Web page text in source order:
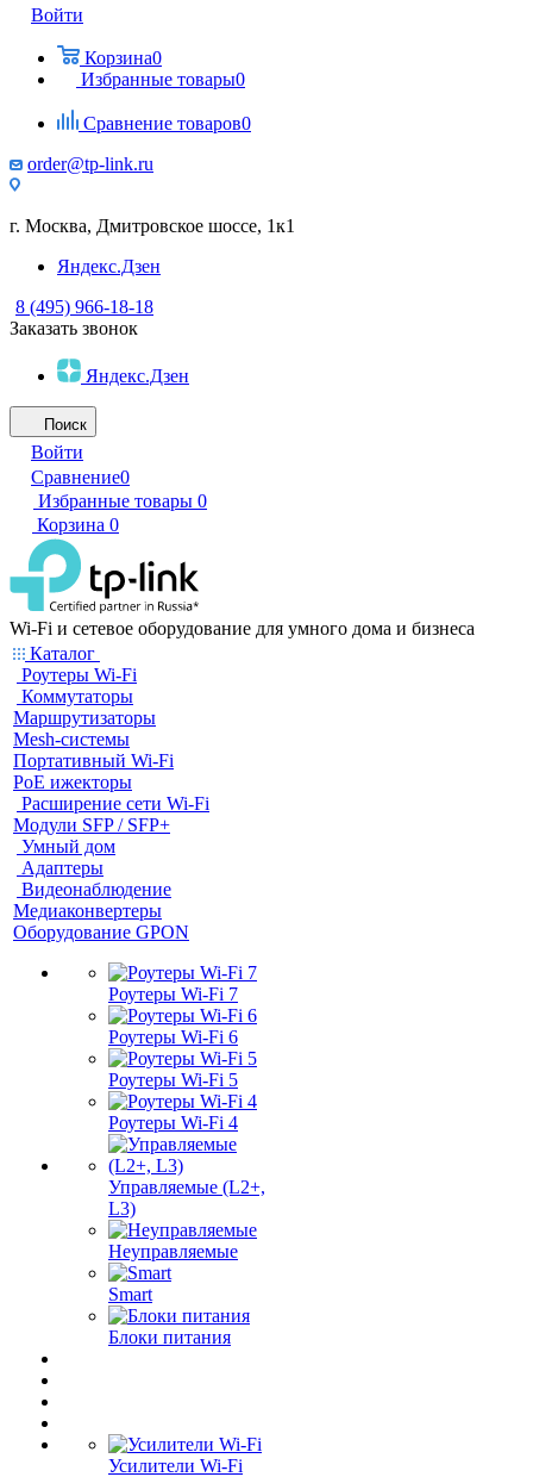
Войти
Корзина0
Избранные товары0
Сравнение товаров0
order@tp-link.ru
г. Москва, Дмитровское шоссе, 1к1
Яндекс.Дзен
8 (495) 966-18-18
Заказать звонок
Яндекс.Дзен
Поиск
Войти
Сравнение0
Избранные товары 0
Корзина 0
Wi-Fi и сетевое оборудование для умного дома и бизнеса
Каталог
Роутеры Wi-Fi
Коммутаторы
Маршрутизаторы
Mesh-системы
Портативный Wi-Fi
PoE ижекторы
Расширение сети Wi‑Fi
Модули SFP / SFP+
Умный дом
Адаптеры
Видеонаблюдение
Медиаконвертеры
Оборудование GPON
Роутеры Wi-Fi 7
Роутеры Wi-Fi 6
Роутеры Wi-Fi 5
Роутеры Wi-Fi 4
Управляемые (L2+,
L3)
Неуправляемые
Smart
Блоки питания
Усилители Wi-Fi